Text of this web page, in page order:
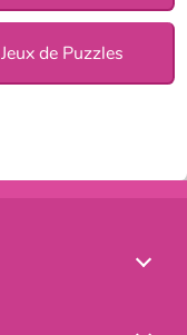
Jeux de Puzzles